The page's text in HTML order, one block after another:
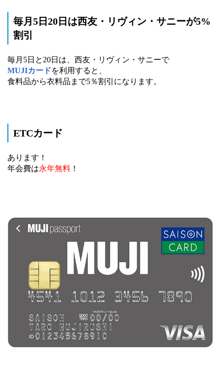
毎月5日20日は西友・リヴィン・サニーが5%
割引
毎月5日と20日は、西友・リヴィン・サニーで
MUJIカードを利用すると、
食料品から衣料品まで5％割引になります。
ETCカード
あります！
年会費は永年無料 ！